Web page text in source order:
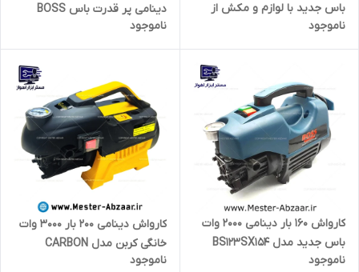
باس جدید با لوازم و مکش از
سطل مدل BOSS BS123YH125-1
ناموجود
دینامی پر قدرت باس BOSS
همراه با شیلنگ فشار قوی
ناموجود
کارواش 160 بار دینامی 2000 وات
باس جدید مدل BS123SX154
BOSS
ناموجود
کارواش دینامی 200 بار 3000 وات
خانگی کربن مدل CARBON
3000W
ناموجود